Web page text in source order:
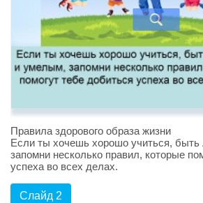
Правила здорового образа жизни
Если ты хочешь хорошо учиться,
запомни несколько правил, которые
успеха во всех делах.
Слайд 2